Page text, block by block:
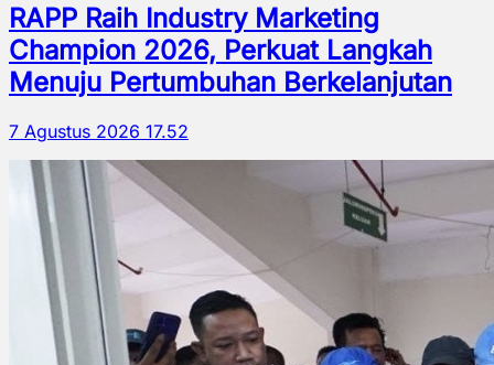
RAPP Raih Industry Marketing
Champion 2026, Perkuat Langkah
Menuju Pertumbuhan Berkelanjutan
7 Agustus 2026 17.52